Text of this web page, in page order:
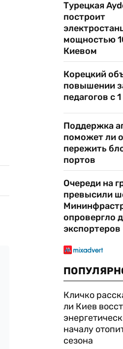
Турецкая
построит
мощностью
Киевом
Корецкий
повышении
педагогов с
Поддержка
поможет ли
пережить
портов
Очереди на
превысили
опровергло
экспортеров
Кличко
ли Киев
началу
сезона